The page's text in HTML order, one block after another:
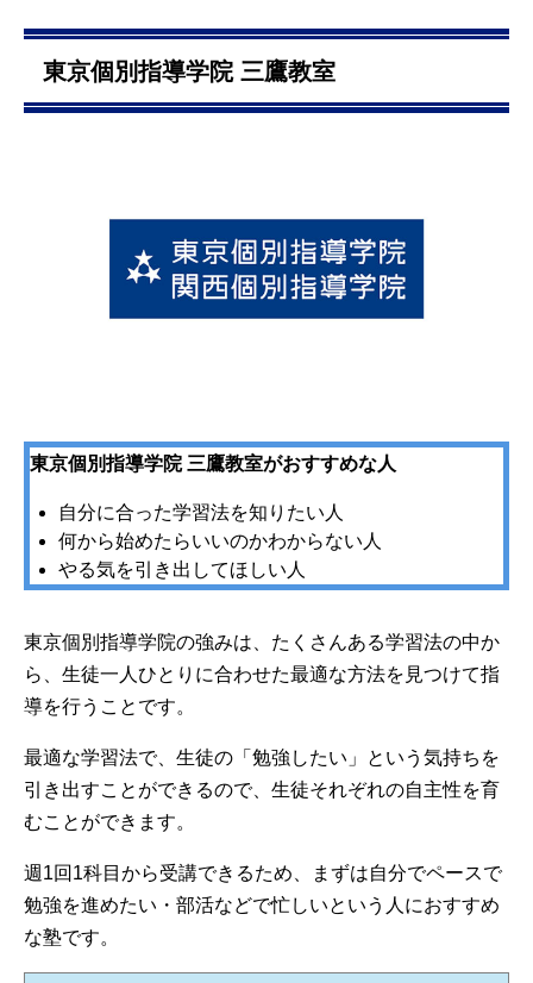
東京個別指導学院 三鷹教室
東京個別指導学院 三鷹教室がおすすめな人
自分に合った学習法を知りたい人
何から始めたらいいのかわからない人
やる気を引き出してほしい人
東京個別指導学院の強みは、たくさんある学習法の中か
ら、生徒一人ひとりに合わせた最適な方法を見つけて指
導を行うことです。
最適な学習法で、生徒の「勉強したい」という気持ちを
引き出すことができるので、生徒それぞれの自主性を育
むことができます。
週1回1科目から受講できるため、まずは自分でペースで
勉強を進めたい・部活などで忙しいという人におすすめ
な塾です。